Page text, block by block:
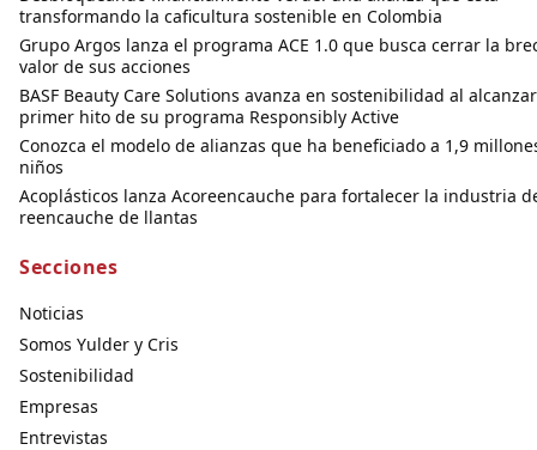
transformando la caficultura sostenible en Colombia
Grupo Argos lanza el programa ACE 1.0 que busca cerrar la
valor de sus acciones
BASF Beauty Care Solutions avanza en sostenibilidad al
primer hito de su programa Responsibly Active
Conozca el modelo de alianzas que ha beneficiado a 1,9
niños
Acoplásticos lanza Acoreencauche para fortalecer la industria
reencauche de llantas
Secciones
Noticias
Somos Yulder y Cris
Sostenibilidad
Empresas
Entrevistas